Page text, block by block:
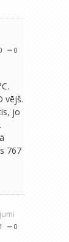
0
vējš.
jo
767
0
1